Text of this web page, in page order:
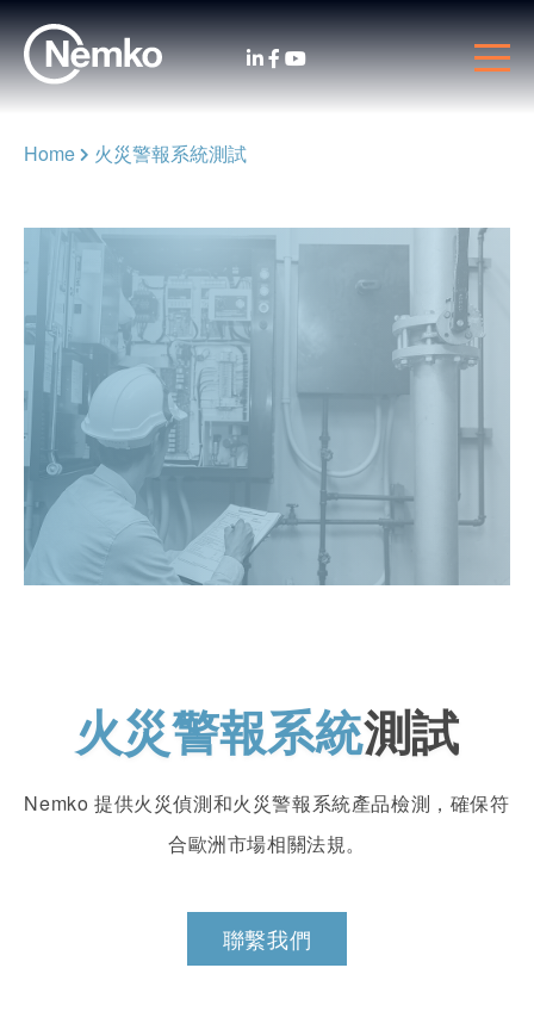
Home 火災警報系統測試
火災警報系統測試
Nemko 提供火災偵測和火災警報系統產品檢測，確保符
合歐洲市場相關法規。
聯繫我們